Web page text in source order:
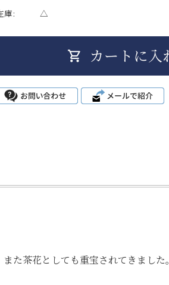
庫: △
た茶花としても重宝されてきました。